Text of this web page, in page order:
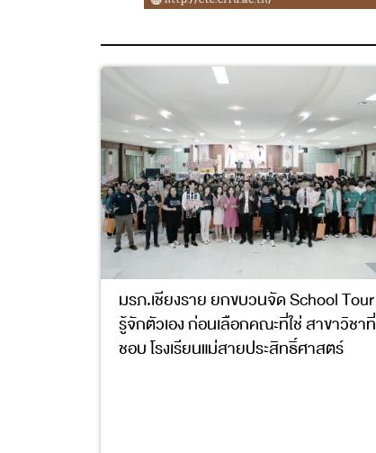
มรภ.เชียงราย ยกขบวนจัด School Tour
รู้จักตัวเอง ก่อนเลือกคณะที่ใช่ สาขาวิชาที่
ชอบ โรงเรียนแม่สายประสิทธิ์ศาสตร์